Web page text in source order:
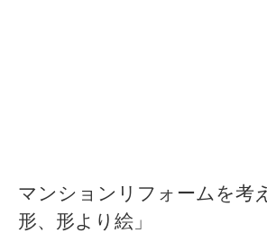
マンションリフォームを考
形、形より絵」